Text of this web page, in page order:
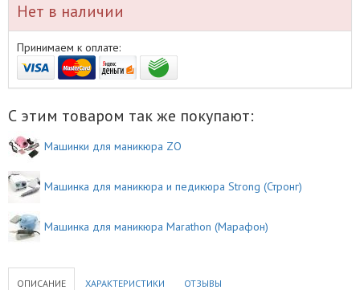
Нет в наличии
Принимаем к оплате:
С этим товаром так же покупают:
Машинки для маникюра ZO
Машинка для маникюра и педикюра Strong (Стронг)
Машинка для маникюра Marathon (Марафон)
ОПИСАНИЕ ХАРАКТЕРИСТИКИ ОТЗЫВЫ